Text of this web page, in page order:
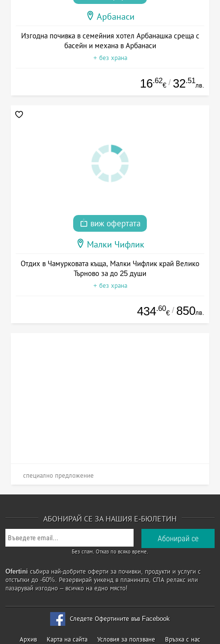
Арбанаси
Изгодна почивка в семейния хотел Арбанашка среща с
басейн и механа в Арбанаси
+ без храна
16.62
€ / 32.51
лв.
виж офертата
Малки Чифлик
Отдих в Чамурковата къща, Малки Чифлик край Велико
Търново за до 25 души
+ без храна
434.60
€ / 850лв.
специално предложение
АБОНИРАЙ СЕ ЗА НАШИЯ Е-БЮЛЕТИН
Без спам. Отказ по всяко време.
Ofertini събира най-добрите оферти за почивки, продукти и услуги с
отстъпки до -60%. Резервирай уикенд в планината, СПА релакс или
пазарувай изгодно – всичко на едно място!
Следете Офертините във Facebook
Архив Карта на сайта Условия за ползване Връзка с нас